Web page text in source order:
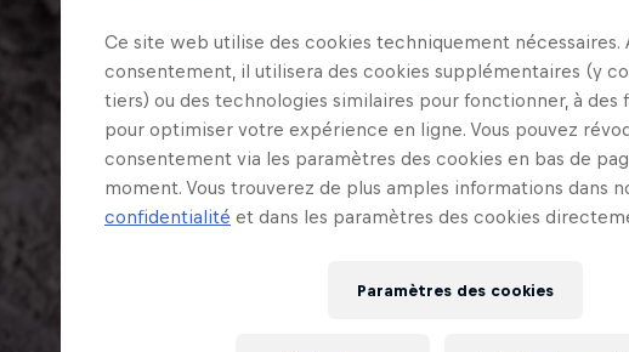
Ce site web utilise des cookies techniquement nécessaires.
consentement, il utilisera des cookies supplémentaires (y
tiers) ou des technologies similaires pour fonctionner, à des
pour optimiser votre expérience en ligne. Vous pouvez
consentement via les paramètres des cookies en bas de
moment. Vous trouverez de plus amples informations dans
confidentialité et dans les paramètres des cookies
Paramètres des cookies